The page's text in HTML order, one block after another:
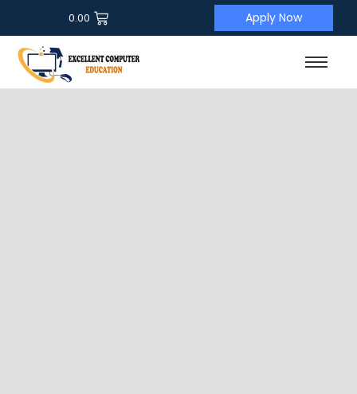
0.00 Apply Now